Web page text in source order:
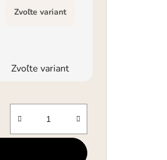
Zvoľte variant
Zvoľte variant